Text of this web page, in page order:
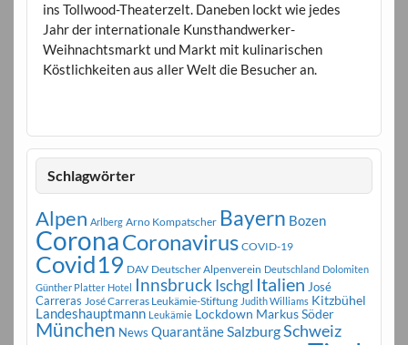
ins Tollwood-Theaterzelt. Daneben lockt wie jedes
Jahr der internationale Kunsthandwerker-
Weihnachtsmarkt und Markt mit kulinarischen
Köstlichkeiten aus aller Welt die Besucher an.
Schlagwörter
Alpen Arlberg Arno Kompatscher Bayern Bozen
CoronaCoronavirus COVID-19
Covid19 DAV Deutscher Alpenverein Deutschland Dolomiten
Günther Platter Hotel Innsbruck Ischgl Italien José
Carreras José Carreras Leukämie-Stiftung Judith Williams Kitzbühel
Landeshauptmann Leukämie Lockdown Markus Söder
München News Quarantäne SalzburgSchweiz